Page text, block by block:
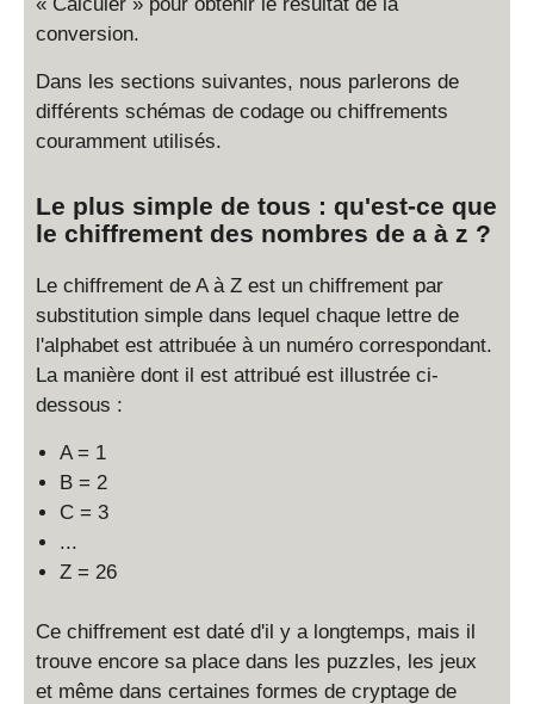
conversion.
Dans les sections suivantes, nous parlerons de
différents schémas de codage ou chiffrements
couramment utilisés.
Le plus simple de tous : qu'est-ce que
le chiffrement des nombres de a à z ?
Le chiffrement de A à Z est un chiffrement par
substitution simple dans lequel chaque lettre de
l'alphabet est attribuée à un numéro correspondant.
La manière dont il est attribué est illustrée ci-
dessous :
A = 1
B = 2
C = 3
...
Z = 26
Ce chiffrement est daté d'il y a longtemps, mais il
trouve encore sa place dans les puzzles, les jeux
et même dans certaines formes de cryptage de